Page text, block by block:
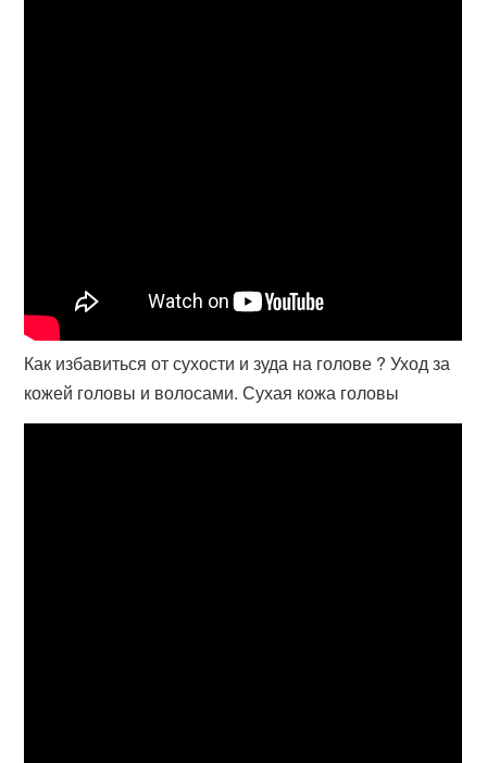
Как избавиться от сухости и зуда на голове ? Уход за
кожей головы и волосами. Сухая кожа головы